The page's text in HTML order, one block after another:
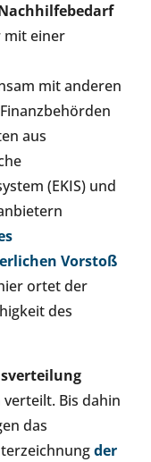
mit einer
mit anderen
aus
(EKIS) und
Vorstoß
ortet der
des
Bis dahin
das
der